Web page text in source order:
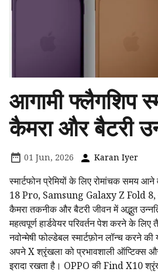
आगामी फ्लैगशिप
कैमरा और बैटरी
01 Jun, 2026 Karan Iyer
स्मार्टफोन प्रेमियों के लिए रोमांचक समय
18 Pro, Samsung Galaxy Z Fold
कैमरा तकनीक और बैटरी जीवन में अद्भुत
महत्वपूर्ण हार्डवेयर परिवर्तन पेश करने के
नवोन्मेषी फोल्डेबल स्मार्टफ़ोन लॉन्च करने की
अपने X श्रृंखला को प्रभावशाली ऑप्टिक्स
इरादा रखता है। OPPO की Find X10